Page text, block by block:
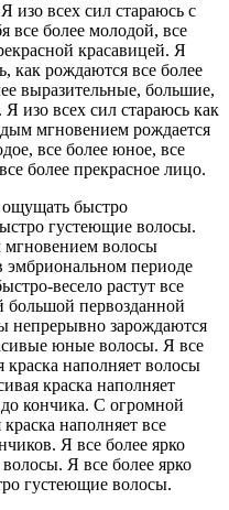
изо всех сил стараюсь с
более молодой, все
красавицей. Я
как рождаются все более
выразительные, большие,
изо всех сил стараюсь как
мгновением рождается
все более юное, все
более прекрасное лицо.
ощущать быстро
густеющие волосы.
волосы
эмбриональном периоде
весело растут все
большой первозданной
непрерывно зарождаются
юные волосы. Я все
наполняет волосы
краска наполняет
кончика. С огромной
наполняет все
Я все более ярко
Я все более ярко
густеющие волосы.